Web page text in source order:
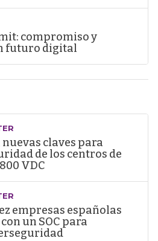
compromiso y
futuro digital
claves para
de los centros de
VDC
empresas españolas
un SOC para